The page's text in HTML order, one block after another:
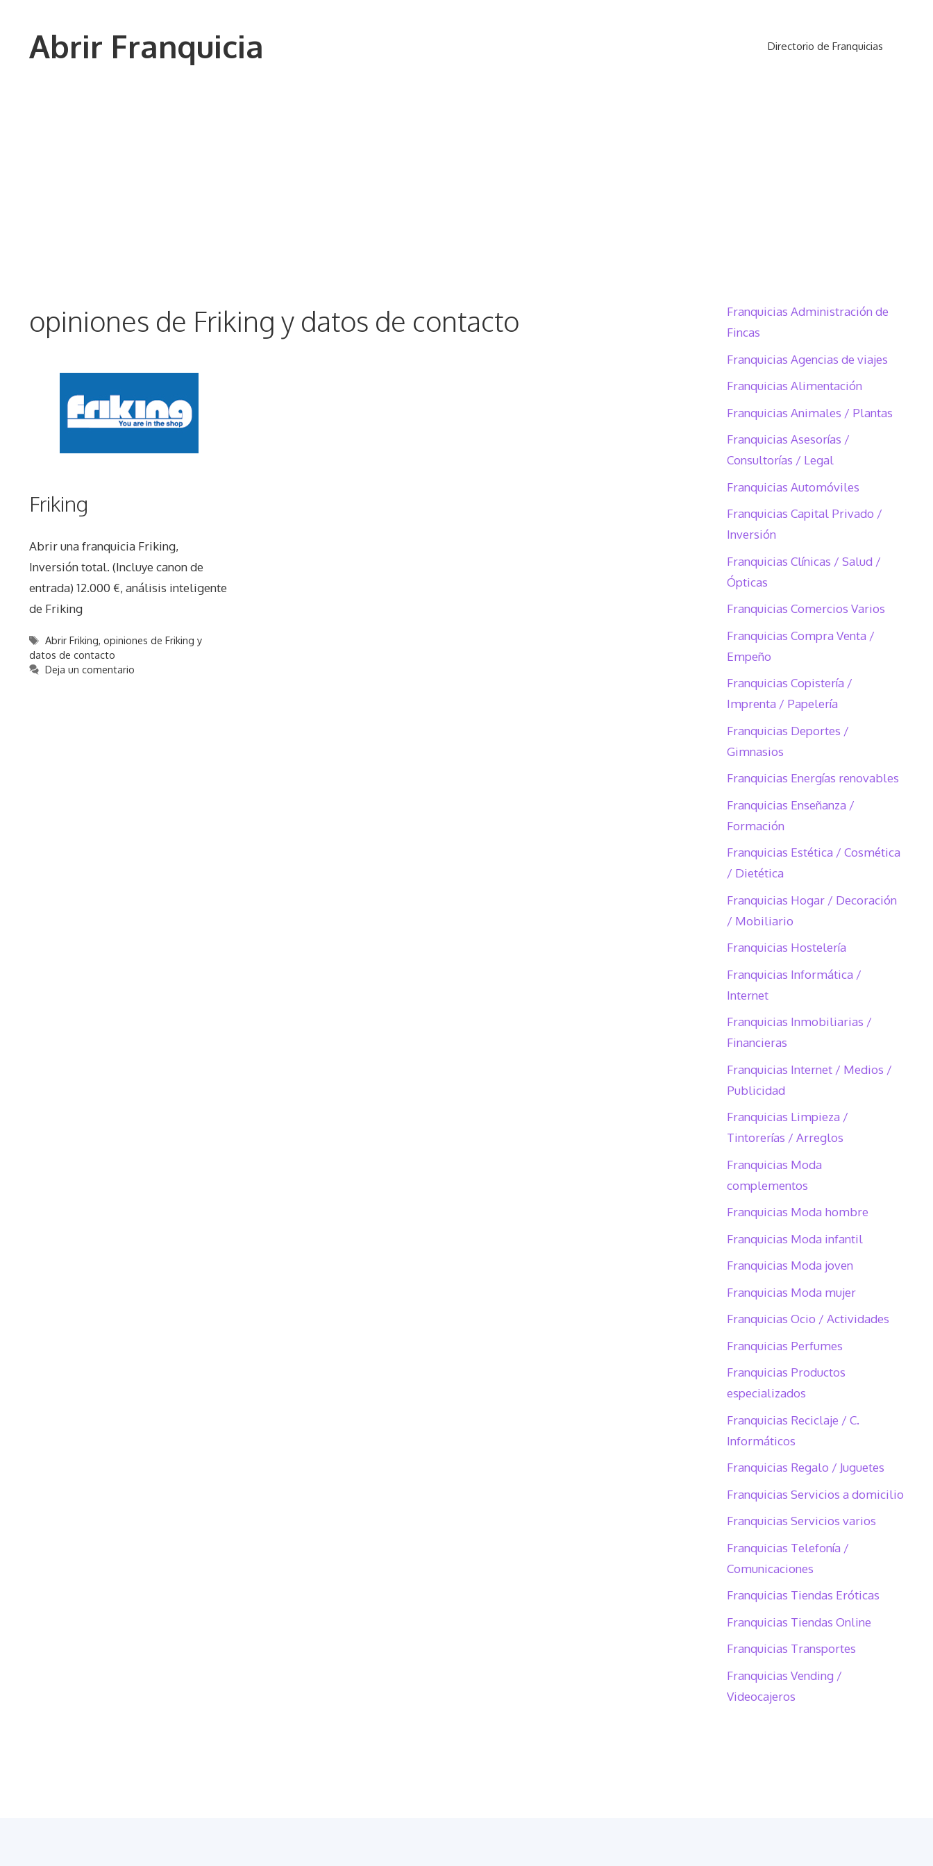
contenidoAbrir Franquicia Directorio de Franquicias
opiniones de Friking y datos de contacto
Friking
Abrir una franquicia Friking,
Inversión total. (Incluye canon de
entrada) 12.000 €, análisis inteligente
de Friking
Etiquetas
Abrir Friking,opiniones de Friking y
datos de contacto
Deja un comentario
Franquicias Administración de
Fincas
Franquicias Agencias de viajes
Franquicias Alimentación
Franquicias Animales / Plantas
Franquicias Asesorías /
Consultorías / Legal
Franquicias Automóviles
Franquicias Capital Privado /
Inversión
Franquicias Clínicas / Salud /
Ópticas
Franquicias Comercios Varios
Franquicias Compra Venta /
Empeño
Franquicias Copistería /
Imprenta / Papelería
Franquicias Deportes /
Gimnasios
Franquicias Energías renovables
Franquicias Enseñanza /
Formación
Franquicias Estética / Cosmética
/ Dietética
Franquicias Hogar / Decoración
/ Mobiliario
Franquicias Hostelería
Franquicias Informática /
Internet
Franquicias Inmobiliarias /
Financieras
Franquicias Internet / Medios /
Publicidad
Franquicias Limpieza /
Tintorerías / Arreglos
Franquicias Moda
complementos
Franquicias Moda hombre
Franquicias Moda infantil
Franquicias Moda joven
Franquicias Moda mujer
Franquicias Ocio / Actividades
Franquicias Perfumes
Franquicias Productos
especializados
Franquicias Reciclaje / C.
Informáticos
Franquicias Regalo / Juguetes
Franquicias Servicios a domicilio
Franquicias Servicios varios
Franquicias Telefonía /
Comunicaciones
Franquicias Tiendas Eróticas
Franquicias Tiendas Online
Franquicias Transportes
Franquicias Vending /
Videocajeros